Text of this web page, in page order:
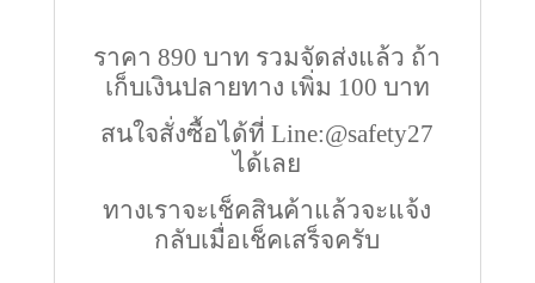
ราคา 890 บาท รวมจัดส่งแล้ว ถ้า
เก็บเงินปลายทาง เพิ่ม 100 บาท
สนใจสั่งซื้อได้ที่ Line:@safety27
ได้เลย
ทางเราจะเช็คสินค้าแล้วจะแจ้ง
กลับเมื่อเช็คเสร็จครับ